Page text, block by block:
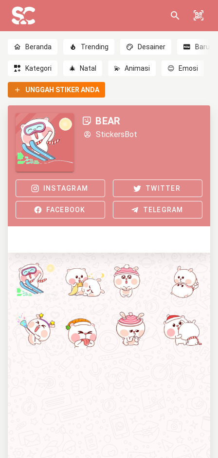
Beranda Trending Desainer Baru
Kategori 🎄 Natal 💫 Animasi 😊 Emosi
UNGGAH STIKER ANDA
BEAR
StickersBot
INSTAGRAM TWITTER
FACEBOOK TELEGRAM